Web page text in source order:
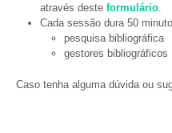
através deste formulário.
Cada sessão dura 50
pesquisa bibliográfica
gestores bibliográficos
Caso tenha alguma dúvida ou